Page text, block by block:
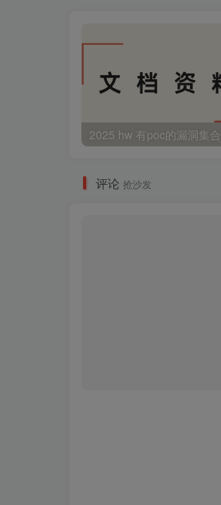
2025 hw 有poc的漏洞集合
评论 抢沙发